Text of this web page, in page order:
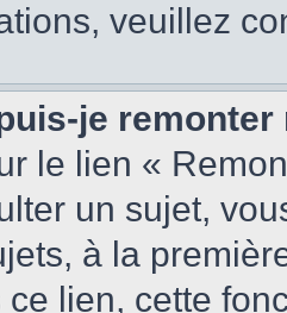
veuillez
je
le lien «
un sujet,
à la
ce lien, cette